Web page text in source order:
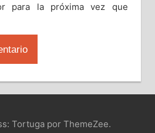
para la próxima vez que
Tortuga por ThemeZee.